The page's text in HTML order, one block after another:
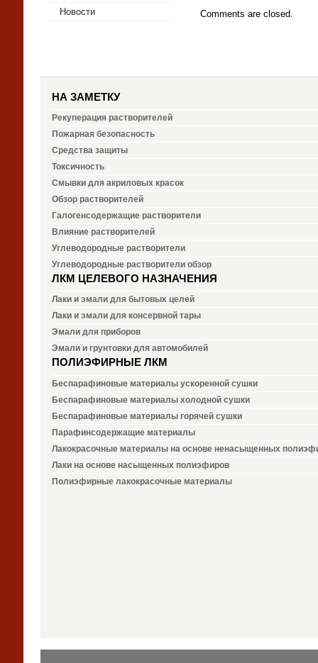
Comments are closed.
Новости
НА ЗАМЕТКУ
Рекуперация растворителей
Пожарная безопасность
Средства защиты
Токсичность
Смывки для акриловых красок
Обзор растворителей
Галогенсодержащие растворители
Влияние растворителей
Углеводородные растворители
Углеводородные растворители обзор
ЛКМ ЦЕЛЕВОГО НАЗНАЧЕНИЯ
Лаки и эмали для бытовых целей
Лаки и эмали для консервной тары
Эмали для приборов
Эмали и грунтовки для автомобилей
ПОЛИЭФИРНЫЕ ЛКМ
Беспарафиновые материалы ускоренной сушки
Беспарафиновые материалы холодной сушки
Беспарафиновые материалы горячей сушки
Парафинсодержащие материалы
Лакокрасочные материалы на основе ненасыщенных
Лаки на основе насыщенных полиэфиров
Полиэфирные лакокрасочные материалы